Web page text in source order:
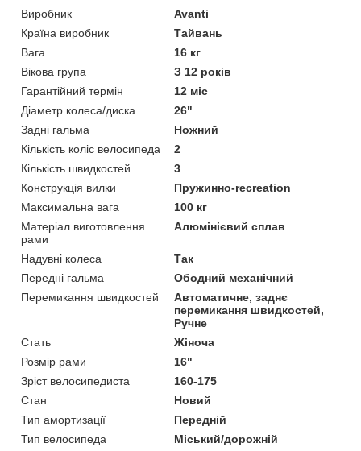
Виробник
Avanti
Країна виробник
Тайвань
Вага
16 кг
Вікова група
З 12 років
Гарантійний термін
12 міс
Діаметр колеса/диска
26"
Задні гальма
Ножний
Кількість коліс велосипеда
2
Кількість швидкостей
3
Конструкція вилки
Пружинно-recreation
Максимальна вага
100 кг
Матеріал виготовлення
рами
Алюмінієвий сплав
Надувні колеса
Так
Передні гальма
Ободний механічний
Перемикання швидкостей
Автоматичне, заднє
перемикання швидкостей,
Ручне
Стать
Жіноча
Розмір рами
16"
Зріст велосипедиста
160-175
Стан
Новий
Тип амортизації
Передній
Тип велосипеда
Міський/дорожній